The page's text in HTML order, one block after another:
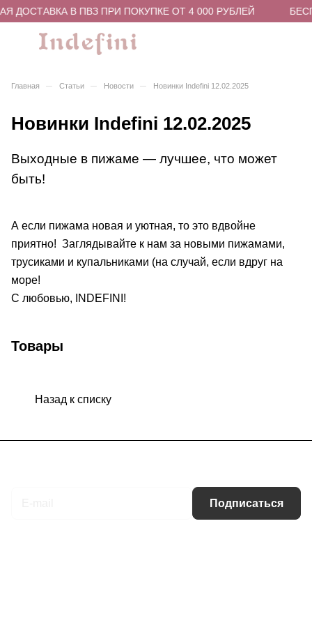
ДОСТАВКА В ПВЗ ПРИ ПОКУПКЕ ОТ 4 000 РУБЛЕЙ
Главная – Статьи – Новости – Новинки Indefini 12.02.2025
Новинки Indefini 12.02.2025
Выходные в пижаме — лучшее, что может
быть!
А если пижама новая и уютная, то это вдвойне
приятно! Заглядывайте к нам за новыми пижамами,
трусиками и купальниками (на случай, если вдруг на
море!
С любовью, INDEFINI!
Товары
Назад к списку
Подписаться